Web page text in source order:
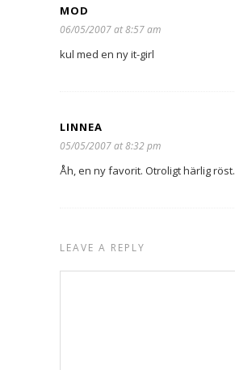
MOD
06/05/2007 at 8:57 am
kul med en ny it-girl
LINNEA
05/05/2007 at 8:32 pm
Åh, en ny favorit. Otroligt härlig röst.
LEAVE A REPLY